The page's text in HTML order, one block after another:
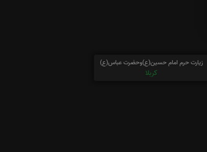
زیارت حرم امام حسین(ع)وحضرت عباس(ع)
کربلا